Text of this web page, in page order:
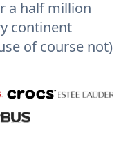
a half million
continent
of course not)